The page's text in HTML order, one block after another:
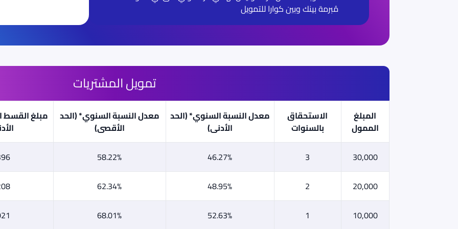
مُبرمة بينك وبين كوارا للتمويل
تمويل المشتريات
المبلغ
الممول
الاستحقاق
بالسنوات
معدل النسبة السنوي* (الحد
الأدنى)
معدل النسبة السنوي* (الحد
الأقصى)
مبلغ القسط
30,000
3
46.27%
58.22%
20,000
2
48.95%
62.34%
10,000
1
52.63%
68.01%